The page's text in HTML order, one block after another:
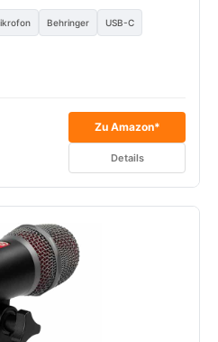
Behringer USB-C
Zu Amazon*
Details